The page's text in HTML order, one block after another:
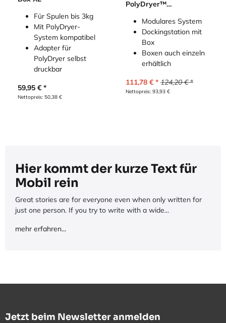
Für Spulen bis 3kg
Mit PolyDryer-
System kompatibel
Adapter für
PolyDryer selbst
druckbar
59,95 €
Nettopreis: 50,38 €
PolyDryer™
+ BoxModulares System
Dockingstation mit
Box
Boxen auch einzeln
erhältlich
111,78€ 124,20€
Nettopreis: 93,93€
Hier kommt der kurze Text für
Mobil rein
Great stories are for everyone even when only written for
just one person. If you try to write with a wide...
mehr erfahren...
Jetzt beim Newsletter anmelden